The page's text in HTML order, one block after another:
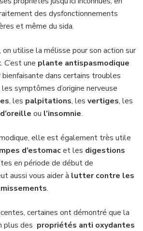
des dysfonctionnements
et même du sida.
utilise la mélisse pour son action sur
une plante antispasmodique
dans certains troubles
symptômes d’origine nerveuse
, les palpitations, les vertiges, les
ou l’insomnie.
elle est également très utile
d’estomacet les digestions
en période de début de
aussi vous aider à lutter contre les
.
certaines ont démontré que la
plus des propriétés anti oxydantes